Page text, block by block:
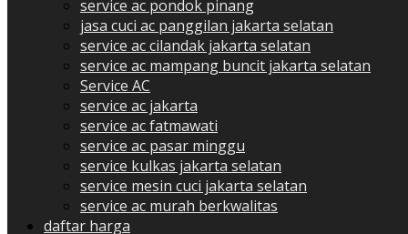
service ac pondok pinang
jasa cuci ac panggilan jakarta selatan
service ac cilandak jakarta selatan
service ac mampang buncit jakarta selatan
Service AC
service ac jakarta
service ac fatmawati
service ac pasar minggu
service kulkas jakarta selatan
service mesin cuci jakarta selatan
service ac murah berkwalitas
daftar harga